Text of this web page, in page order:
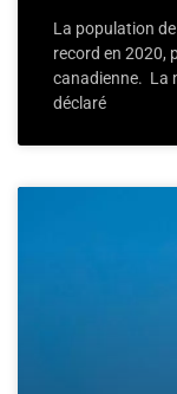
La population
record en 2020,
canadienne. La
déclaré